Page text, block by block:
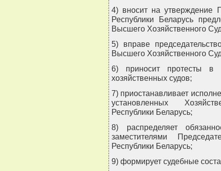
4) вносит на утверждение
Республики Беларусь
Высшего Хозяйственного
5) вправе
Высшего Хозяйственного
6) приносит протесты в
хозяйственных судов;
7) приостанавливает
установленных
Республики Беларусь;
8) распределяет
заместителями
Республики Беларусь;
9) формирует судебные